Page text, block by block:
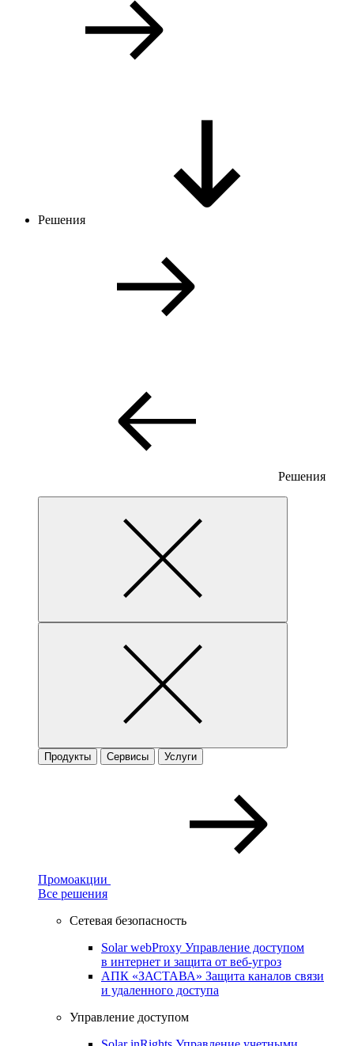
Решения
Решения
Продукты Сервисы Услуги
Промоакции
Все решения
Сетевая безопасность
Solar webProxy Управление доступом
в интернет и защита от веб-угроз
АПК «ЗАСТАВА» Защита каналов связи
и удаленного доступа
Управление доступом